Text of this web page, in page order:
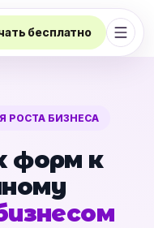
бесплатно
РОСТА БИЗНЕСА
форм к